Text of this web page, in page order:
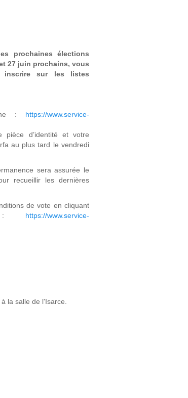
prochaines élections
27 juin prochains, vous
inscrire sur les listes
: https://www.service-
d’identité et votre
au plus tard le vendredi
sera assurée le
recueillir les dernières
de vote en cliquant
: https://www.service-
à la salle de l'Isarce.